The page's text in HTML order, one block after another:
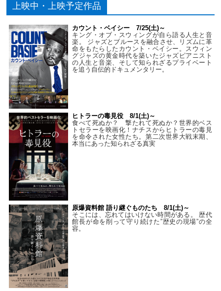
上映中・上映予定作品
カウント・ベイシー 7/25(土)～
キング・オブ・スウィングが自ら語る人生と音
楽。 ジャズとブルースを融合させ、リズムに革
命をもたらしたカウント・ベイシー。スウィン
グジャズの黄金時代を築いたジャズピアニスト
の人生と音楽、そして知られざるプライベート
を追う自伝的ドキュメンタリー。
ヒトラーの毒見役 8/1(土)～
食べて死ぬか？ 撃たれて死ぬか？世界的ベス
トセラーを映画化！ナチスからヒトラーの毒見
を命令された女性たち。第二次世界大戦末期、
本当にあった知られざる真実
原爆資料館 語り継ぐものたち 8/1(土)～
そこには、忘れてはいけない時間がある。 歴代
館長が命を削って守り続けた”歴史の現場”の全
容。